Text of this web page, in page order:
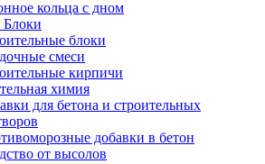
кольца с дном
блоки
смеси
кирпичи
химия
для бетона и строительных
добавки в бетон
от высолов